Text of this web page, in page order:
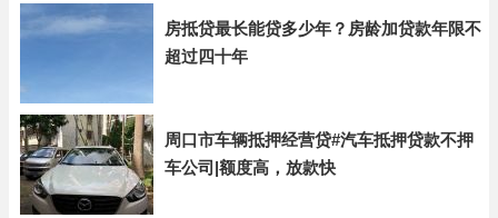
房抵贷最长能贷多少年？房龄加贷款年限不
超过四十年
周口市车辆抵押经营贷#汽车抵押贷款不押
车公司|额度高，放款快